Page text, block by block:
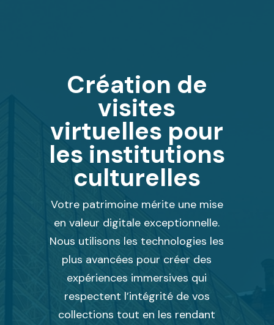
Création de
visites
virtuelles pour
les institutions
culturelles
Votre patrimoine mérite une mise
en valeur digitale exceptionnelle.
Nous utilisons les technologies les
plus avancées pour créer des
expériences immersives qui
respectent l’intégrité de vos
collections tout en les rendant